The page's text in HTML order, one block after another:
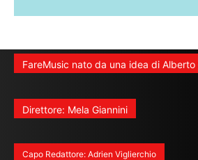
FareMusic nato da una idea di Alberto
Direttore: Mela Giannini
Capo Redattore: Adrien Viglierchio